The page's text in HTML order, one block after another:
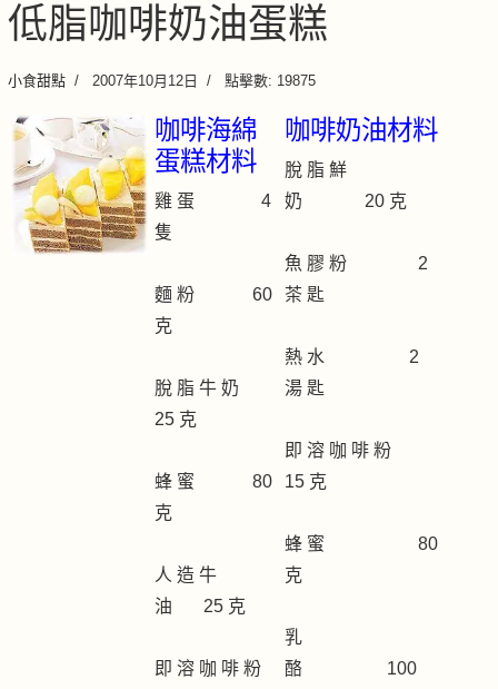
低脂咖啡奶油蛋糕
小食甜點 2007年10月12日 點擊數: 19875
咖啡海綿
蛋糕材料
雞 蛋 4
隻
麵 粉 60
克
脫 脂 牛 奶
25 克
蜂 蜜 80
克
人 造 牛
油 25 克
即 溶 咖 啡 粉
咖啡奶油材料
脫 脂 鮮
奶 20 克
魚 膠 粉 2
茶 匙
熱 水 2
湯 匙
即 溶 咖 啡 粉
15 克
蜂 蜜 80
克
乳
酪 100